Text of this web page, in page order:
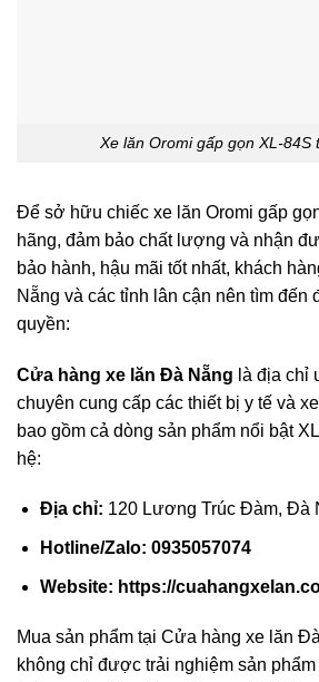
Xe lăn Oromi gấp gọn XL-84S
Để sở hữu chiếc xe lăn Oromi gấp
hãng, đảm bảo chất lượng và nhận
bảo hành, hậu mãi tốt nhất, khách
Nẵng và các tỉnh lân cận nên tìm đến
quyền:
Cửa hàng xe lăn Đà Nẵng là địa chỉ
chuyên cung cấp các thiết bị y tế và
bao gồm cả dòng sản phẩm nổi bật
hệ:
Địa chỉ: 120 Lương Trúc Đàm, Đà
Hotline/Zalo: 0935057074
Website: https://
Mua sản phẩm tại Cửa hàng xe lăn
không chỉ được trải nghiệm sản